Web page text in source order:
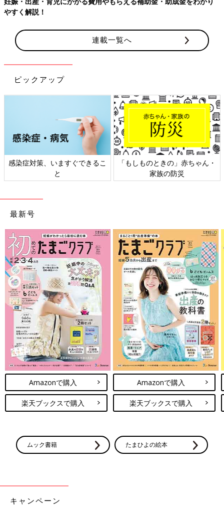
連載一覧へ
ピックアップ
ん・
日本外来小児科学会リーフレッ
六星占術 細木かおりさん
相談
最新号
Amazonで購入
楽天ブックスで購入
Amazonで購入
楽天ブックスで購入
ムック書籍 たまひよの絵本
キャンペーン